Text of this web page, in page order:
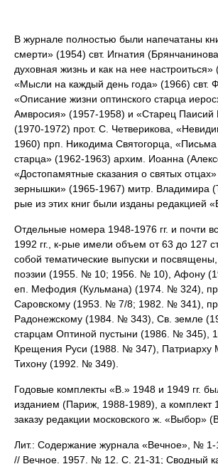
В журнале полностью были напечатаны
смерти» (1954) свт. Игнатия
духовная жизнь и как на нее
«Мысли на каждый день года» (1966) свт.
«Описание жизни оптинского старца
Амвросия» (1957-1958) и «Старец Паисий
(1970-1972) прот. С. Четверикова,
1960) прп. Никодима Святогорца,
старца» (1962-1963) архим. Иоанна
«Достопамятные сказания о святых
зернышки» (1965-1967) митр. Владимира
рые из этих книг были изданы редакцией
Отдельные номера 1948-1976 гг. и почти
1992 гг., к-рые имели объем от 63 до 127
собой тематические выпуски и посвящены,
поэзии (1955. № 10; 1956. № 10), Афону
еп. Мефодия (Кульмана) (1974. № 324),
Саровскому (1953. № 7/8; 1982. № 341),
Радонежскому (1984. № 343), Св. земле
старцам Оптиной пустыни (1986. № 345),
Крещения Руси (1988. № 347), Патриарху
Тихону (1992. № 349).
Годовые комплекты «В.» 1948 и 1949 гг.
изданием (Париж, 1988-1989), а комплект
заказу редакции московского ж. «Выбор»
Лит.: Содержание журнала «Вечное», № 1-
// Вечное. 1957. № 12. С. 21-31; Сводный